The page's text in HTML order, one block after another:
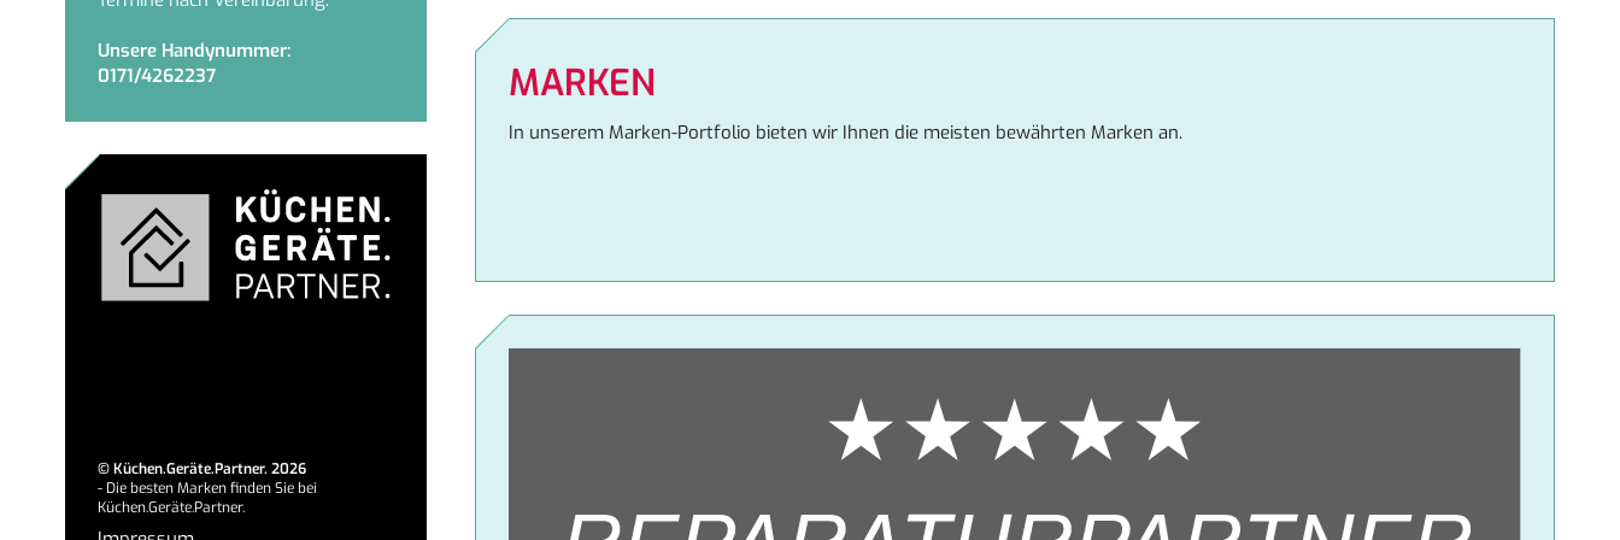
Unsere Handynummer:
0171/4262237
©Küchen.Geräte.Partner. 2026
- Die besten Marken finden Sie bei
Küchen.Geräte.Partner.
MARKEN
In unserem Marken-Portfolio bieten wir Ihnen die meisten bewährten Marken an.